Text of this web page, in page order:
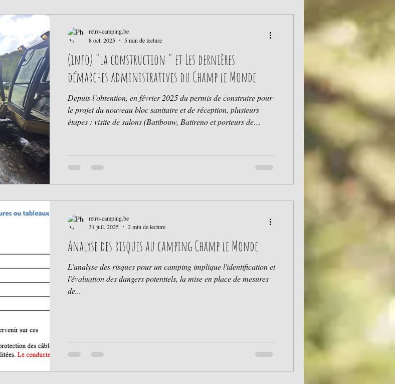
(info) "la construction " et Les dernières
démarches administratives du Champ le Monde
Depuis l’obtention, en février 2025 du permis de construire pour
le projet du nouveau bloc sanitaire et de réception, plusieurs
étapes : visite de salons (Batibouw, Batireno et porteurs de
du projet initial mais elles ont aussi permis de consolider le cadre
réglementaire et administratif du camping. -> Lire l’article sur le
projet initial...
retro-camping.be
8 oct. 2025
5 min de lecture
Analyse des risques au camping Champ le Monde
L'analyse des risques pour un camping implique l'identification et
l'évaluation des dangers potentiels, la mise en place de mesures
de...
retro-camping.be
31 juil. 2025
2 min de lecture